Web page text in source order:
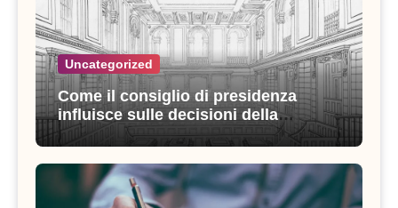
Uncategorized
Come il consiglio di presidenza
influisce sulle decisioni della
giustizia amministrativa